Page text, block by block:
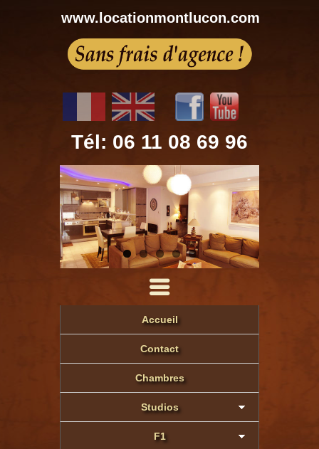
www.locationmontlucon.com
Tél: 06 11 08 69 96
Accueil
Contact
Chambres
Studios
F1